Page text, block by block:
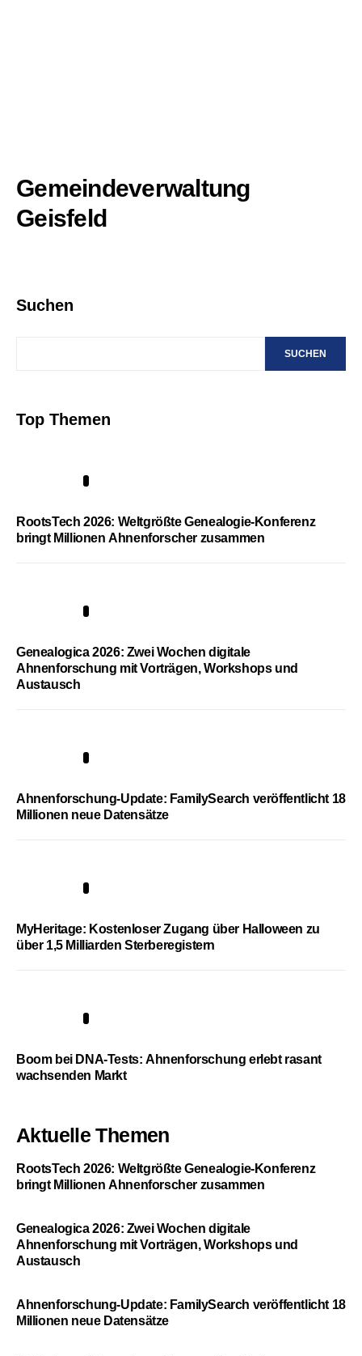
Gemeindeverwaltung
Geisfeld
Suchen
SUCHEN
Top Themen
RootsTech 2026: Weltgrößte Genealogie-Konferenz
bringt Millionen Ahnenforscher zusammen
Genealogica 2026: Zwei Wochen digitale
Ahnenforschung mit Vorträgen, Workshops und
Austausch
Ahnenforschung-Update: FamilySearch veröffentlicht 18
Millionen neue Datensätze
MyHeritage: Kostenloser Zugang über Halloween zu
über 1,5 Milliarden Sterberegistern
Boom bei DNA-Tests: Ahnenforschung erlebt rasant
wachsenden Markt
Aktuelle Themen
RootsTech 2026: Weltgrößte Genealogie-Konferenz
bringt Millionen Ahnenforscher zusammen
Genealogica 2026: Zwei Wochen digitale
Ahnenforschung mit Vorträgen, Workshops und
Austausch
Ahnenforschung-Update: FamilySearch veröffentlicht 18
Millionen neue Datensätze